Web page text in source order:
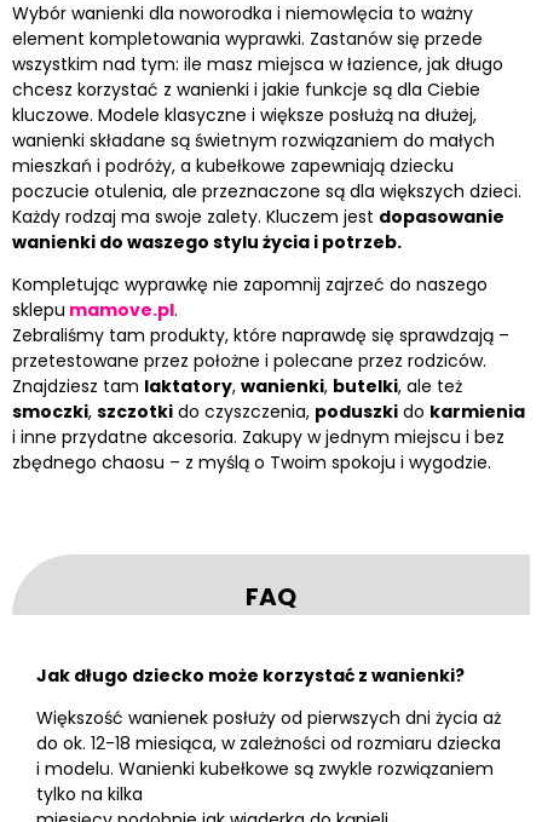
Wybór wanienki dla noworodka i niemowlęcia to ważny
element kompletowania wyprawki. Zastanów się przede
wszystkim nad tym: ile masz miejsca w łazience, jak długo
chcesz korzystać z wanienki i jakie funkcje są dla Ciebie
kluczowe. Modele klasyczne i większe posłużą na dłużej,
wanienki składane są świetnym rozwiązaniem do małych
mieszkań i podróży, a kubełkowe zapewniają dziecku
poczucie otulenia, ale przeznaczone są dla większych dzieci.
Każdy rodzaj ma swoje zalety. Kluczem jest dopasowanie
wanienki do waszego stylu życia i potrzeb.
Kompletując wyprawkę nie zapomnij zajrzeć do naszego
sklepu mamove.pl.
Zebraliśmy tam produkty, które naprawdę się sprawdzają –
przetestowane przez położne i polecane przez rodziców.
Znajdziesz tam laktatory, wanienki, butelki, ale też
smoczki, szczotki do czyszczenia, poduszki do karmienia
i inne przydatne akcesoria. Zakupy w jednym miejscu i bez
zbędnego chaosu – z myślą o Twoim spokoju i wygodzie.
FAQ
Jak długo dziecko może korzystać z wanienki?
Większość wanienek posłuży od pierwszych dni życia aż
do ok. 12-18 miesiąca, w zależności od rozmiaru dziecka
i modelu. Wanienki kubełkowe są zwykle rozwiązaniem
tylko na kilka